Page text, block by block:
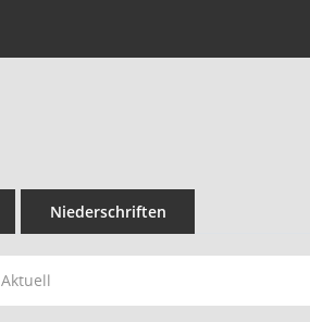
Niederschriften
Aktuell